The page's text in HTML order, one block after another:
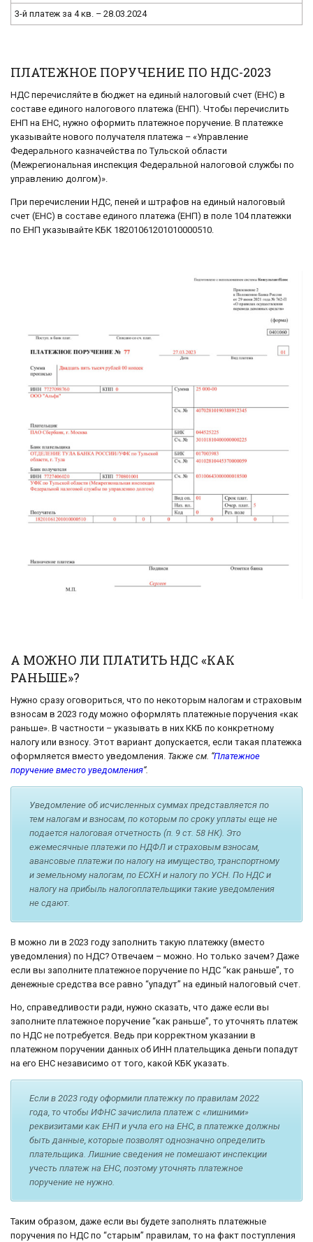
3-й платеж за 4 кв. – 28.03.2024
ПЛАТЕЖНОЕ ПОРУЧЕНИЕ ПО НДС-2023
НДС перечисляйте в бюджет на единый налоговый счет (ЕНС) в
составе единого налогового платежа (ЕНП). Чтобы перечислить
ЕНП на ЕНС, нужно оформить платежное поручение. В платежке
указывайте нового получателя платежа – «Управление
Федерального казначейства по Тульской области
(Межрегиональная инспекция Федеральной налоговой службы по
управлению долгом)».
При перечислении НДС, пеней и штрафов на единый налоговый
счет (ЕНС) в составе единого платежа (ЕНП) в поле 104 платежки
по ЕНП указывайте КБК 18201061201010000510.
А МОЖНО ЛИ ПЛАТИТЬ НДС «КАК
РАНЬШЕ»?
Нужно сразу оговориться, что по некоторым налогам и страховым
взносам в 2023 году можно оформлять платежные поручения «как
раньше». В частности – указывать в них ККБ по конкретному
налогу или взносу. Этот вариант допускается, если такая платежка
оформляется вместо уведомления. Также см. “Платежное
поручение вместо уведомления“.
Уведомление об исчисленных суммах представляется по
тем налогам и взносам, по которым по сроку уплаты еще не
подается налоговая отчетность (п. 9 ст. 58 НК). Это
ежемесячные платежи по НДФЛ и страховым взносам,
авансовые платежи по налогу на имущество, транспортному
и земельному налогам, по ЕСХН и налогу по УСН. По НДС и
налогу на прибыль налогоплательщики такие уведомления
не сдают.
В можно ли в 2023 году заполнить такую платежку (вместо
уведомления) по НДС? Отвечаем – можно. Но только зачем? Даже
если вы заполните платежное поручение по НДС “как раньше”, то
денежные средства все равно “упадут” на единый налоговый счет.
Но, справедливости ради, нужно сказать, что даже если вы
заполните платежное поручение “как раньше”, то уточнять платеж
по НДС не потребуется. Ведь при корректном указании в
платежном поручении данных об ИНН плательщика деньги попадут
на его ЕНС независимо от того, какой КБК указать.
Если в 2023 году оформили платежку по правилам 2022
года, то чтобы ИФНС зачислила платеж с «лишними»
реквизитами как ЕНП и учла его на ЕНС, в платежке должны
быть данные, которые позволят однозначно определить
плательщика. Лишние сведения не помешают инспекции
учесть платеж на ЕНС, поэтому уточнять платежное
поручение не нужно.
Таким образом, даже если вы будете заполнять платежные
поручения по НДС по “старым” правилам, то на факт поступления